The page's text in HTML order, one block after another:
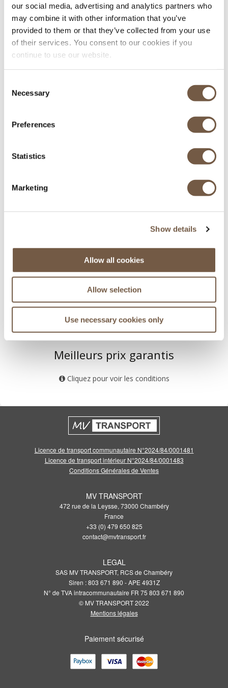
our social media, advertising and analytics partners who
may combine it with other information that you’ve
provided to them or that they’ve collected from your use
of their services. You consent to our cookies if you
continue to use our website.
Selection
Necessary
Preferences
Statistics
Marketing
Show details
Allow all cookies
Allow selection
Use necessary cookies only
Principaux aéroports des Alpes
Genève - Lyon - Grenoble - Chambéry
Meilleurs prix garantis
Cliquez pour voir les conditions
Licence de transport communautaire N°2024/84/0001481
Licence de transport intérieur N°2024/84/0001483
Conditions Générales de Ventes
MV TRANSPORT
472 rue de la Leysse, 73000 Chambéry
France
+33 (0) 479 650 825
contact@mvtransport.fr
LEGAL
SAS MV TRANSPORT, RCS de Chambéry
Siren : 803 671 890 - APE 4931Z
N° de TVA intracommunautaire FR 75 803 671 890
© MV TRANSPORT 2022
Mentions légales
Paiement sécurisé